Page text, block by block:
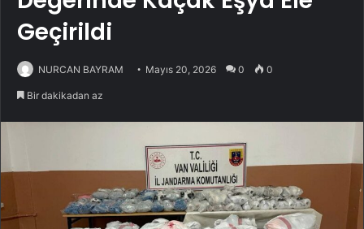
Geçirildi
NURCAN BAYRAM Mayıs 20, 2026 0 0
Bir dakikadan az